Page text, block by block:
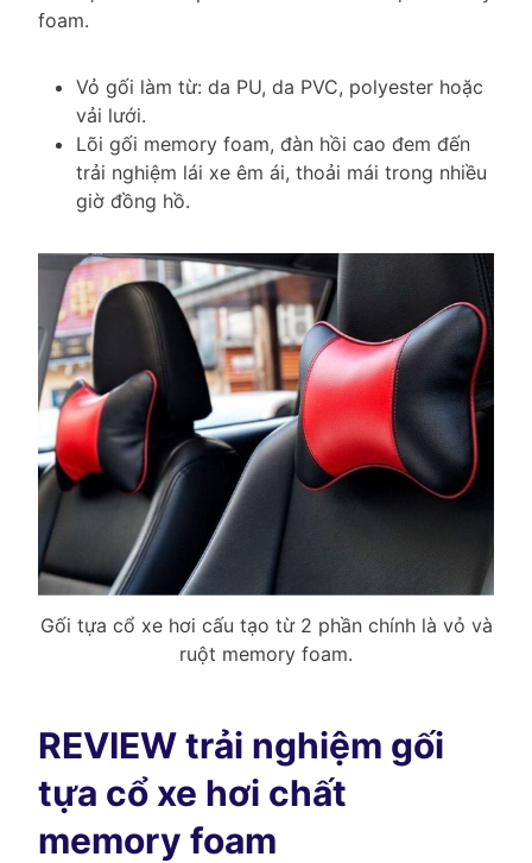
foam.
Vỏ gối làm từ: da PU, da PVC, polyester hoặc
vải lưới.
Lõi gối memory foam, đàn hồi cao đem đến
trải nghiệm lái xe êm ái, thoải mái trong nhiều
giờ đồng hồ.
Gối tựa cổ xe hơi cấu tạo từ 2 phần chính là vỏ và
ruột memory foam.
REVIEW trải nghiệm gối
tựa cổ xe hơi chất
memory foam